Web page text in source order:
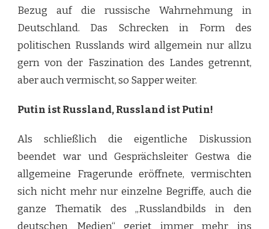
Bezug auf die russische Wahrnehmung in
Deutschland. Das Schrecken in Form des
politischen Russlands wird allgemein nur allzu
gern von der Faszination des Landes getrennt,
aber auch vermischt, so Sapper weiter.
Putin ist Russland, Russland ist Putin!
Als schließlich die eigentliche Diskussion
beendet war und Gesprächsleiter Gestwa die
allgemeine Fragerunde eröffnete, vermischten
sich nicht mehr nur einzelne Begriffe, auch die
ganze Thematik des „Russlandbilds in den
deutschen Medien“ geriet immer mehr ins